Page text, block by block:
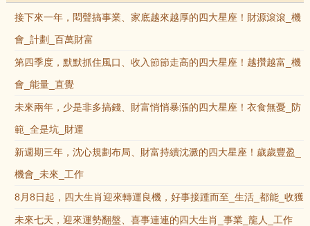
接下來一年，悶聲搞事業、家底越來越厚的四大星座！財源滾滾_機
會_計劃_百萬財富
第四季度，默默抓住風口、收入節節走高的四大星座！越攢越富_機
會_能量_直覺
未來兩年，少是非多搞錢、財富悄悄暴漲的四大星座！衣食無憂_防
範_全是坑_財運
新週期三年，沈心規劃布局、財富持續沈澱的四大星座！歲歲豐盈_
機會_未來_工作
8月8日起，四大生肖迎來轉運良機，好事接踵而至_生活_都能_收獲
未來七天，迎來運勢翻盤、喜事連連的四大生肖_事業_龍人_工作